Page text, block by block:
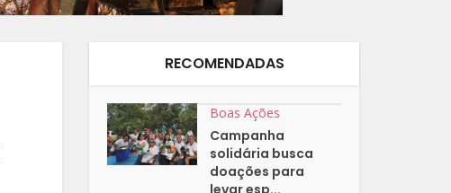
RECOMENDADAS
Boas Ações
Campanha
solidária busca
doações para